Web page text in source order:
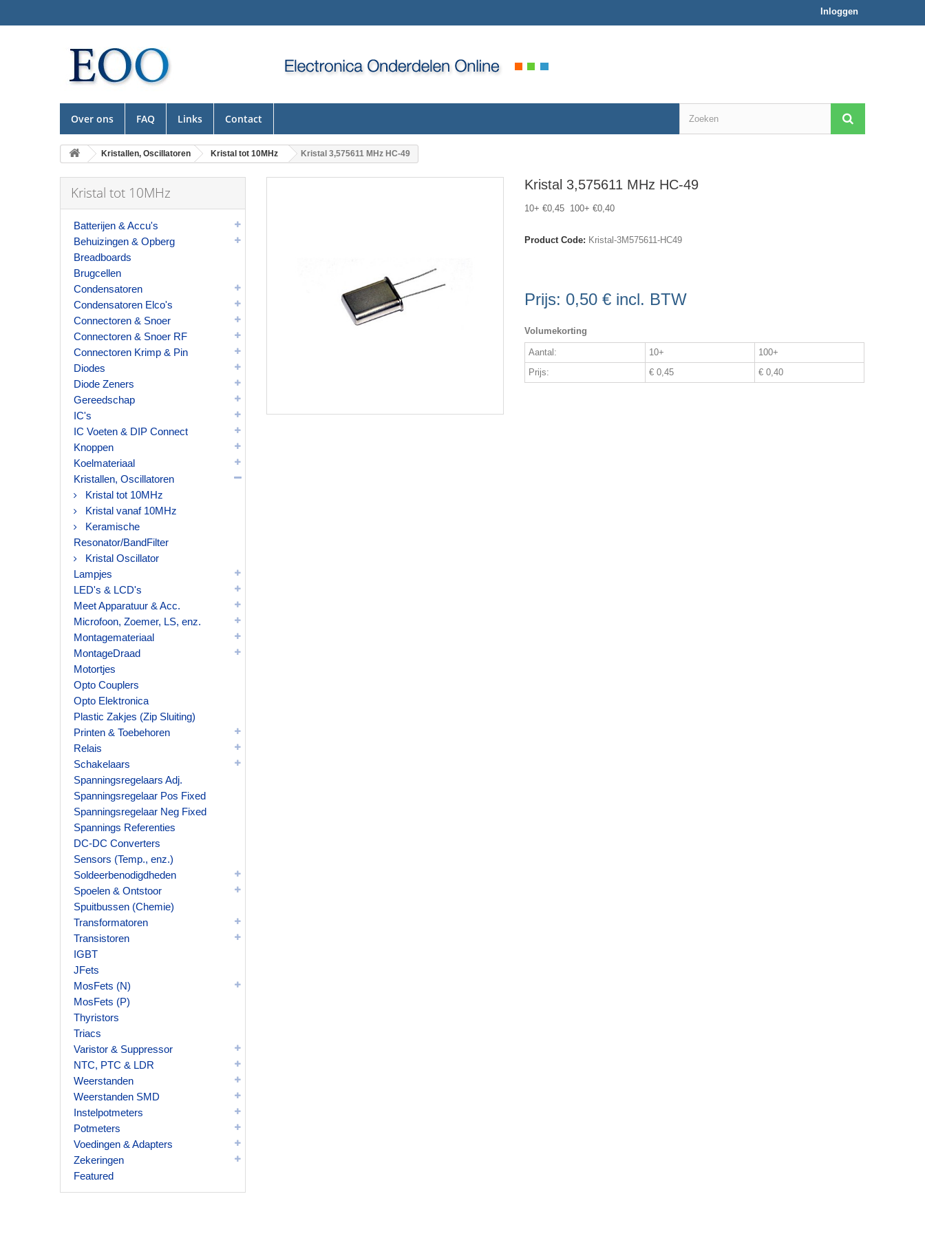
Inloggen
Over ons FAQ Links Contact
Kristallen, Oscillatoren Kristal tot 10MHz Kristal 3,575611 MHz HC-49
Kristal tot 10MHz
Batterijen & Accu's
Behuizingen & Opberg
Breadboards
Brugcellen
Condensatoren
Condensatoren Elco's
Connectoren & Snoer
Connectoren & Snoer RF
Connectoren Krimp & Pin
Diodes
Diode Zeners
Gereedschap
IC's
IC Voeten & DIP Connect
Knoppen
Koelmateriaal
Kristallen, Oscillatoren
Kristal tot 10MHz
Kristal vanaf 10MHz
Keramische
Resonator/BandFilter
Kristal Oscillator
Lampjes
LED's & LCD's
Meet Apparatuur & Acc.
Microfoon, Zoemer, LS, enz.
Montagemateriaal
MontageDraad
Motortjes
Opto Couplers
Opto Elektronica
Plastic Zakjes (Zip Sluiting)
Printen & Toebehoren
Relais
Schakelaars
Spanningsregelaars Adj.
Spanningsregelaar Pos Fixed
Spanningsregelaar Neg Fixed
Spannings Referenties
DC-DC Converters
Sensors (Temp., enz.)
Soldeerbenodigdheden
Spoelen & Ontstoor
Spuitbussen (Chemie)
Transformatoren
Transistoren
IGBT
JFets
MosFets (N)
MosFets (P)
Thyristors
Triacs
Varistor & Suppressor
NTC, PTC & LDR
Weerstanden
Weerstanden SMD
Instelpotmeters
Potmeters
Voedingen & Adapters
Zekeringen
Featured
Kristal 3,575611 MHz HC-49
10+ €0,45 100+ €0,40
Product Code: Kristal-3M575611-HC49
Prijs: 0,50 € incl. BTW
Volumekorting
Aantal: 10+
100+
Prijs:
€ 0,45 € 0,40